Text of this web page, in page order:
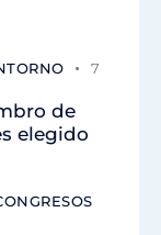
7
de
elegido